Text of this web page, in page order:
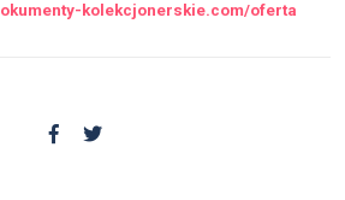
kolekcjonerskie.com/oferta